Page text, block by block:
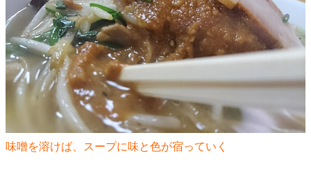
味噌を溶けば、スープに味と色が宿っていく